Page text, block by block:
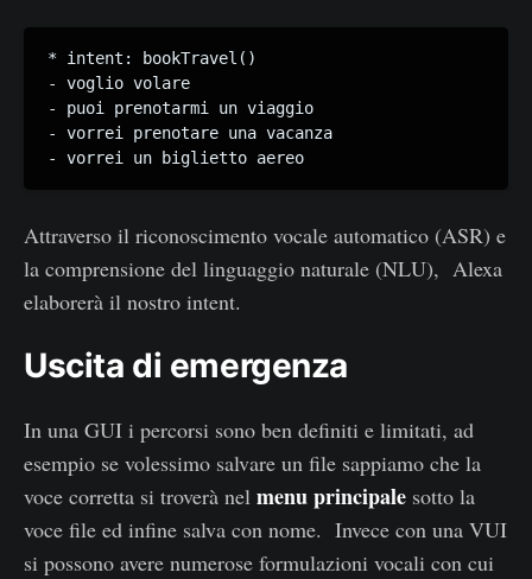
* intent: bookTravel()
- voglio volare
- puoi prenotarmi un viaggio
- vorrei prenotare una vacanza
- vorrei un biglietto aereo
Attraverso il riconoscimento vocale automatico (ASR) e
la comprensione del linguaggio naturale (NLU), Alexa
elaborerà il nostro intent.
Uscita di emergenza
In una GUI i percorsi sono ben definiti e limitati, ad
esempio se volessimo salvare un file sappiamo che la
voce corretta si troverà nel menu principale sotto la
voce file ed infine salva con nome. Invece con una VUI
si possono avere numerose formulazioni vocali con cui